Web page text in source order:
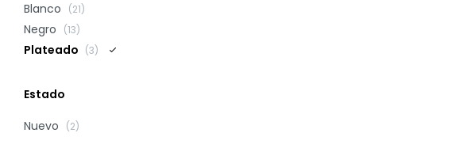
Blanco (21)
Negro (13)
Plateado (3)
Estado
Nuevo
(2)